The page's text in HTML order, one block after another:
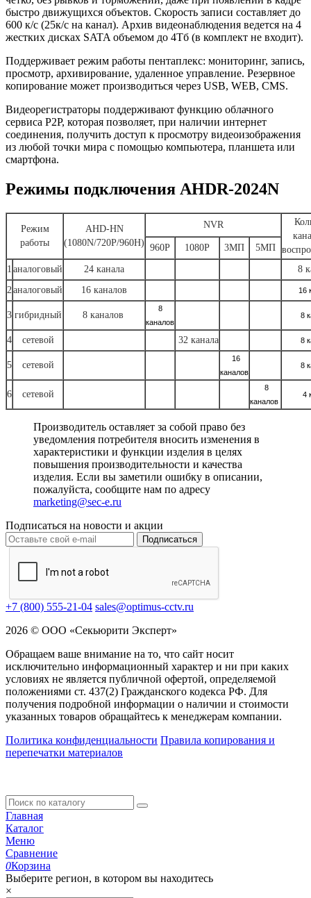
быстро движущихся объектов. Скорость записи составляет до
600 к/с (25к/с на канал). Архив видеонаблюдения ведется на 4
жестких дисках SATA объемом до 4Тб (в комплект не входит).
Поддерживает режим работы пентаплекс: мониторинг, запись,
просмотр, архивирование, удаленное управление. Резервное
копирование может производиться через USB, WEB, CMS.
Видеорегистраторы поддерживают функцию облачного
сервиса P2P, которая позволяет, при наличии интернет
соединения, получить доступ к просмотру видеоизображения
из любой точки мира с помощью компьютера, планшета или
смартфона.
Режимы подключения AHDR-2024N
Режим
работы
AHD-HN
(1080N/720P/960H)
NVR
960P 1080P 3МП 5МП
1 аналоговый 24 канала
8
2аналоговый 16 каналов 16
3 гибридный 8 каналов
8
каналов
8
4 сетевой 32 канала 8
5 сетевой
16
каналов
8
6 сетевой
8
каналов
4
Производитель оставляет за собой право без
уведомления потребителя вносить изменения в
характеристики и функции изделия в целях
повышения производительности и качества
изделия. Если вы заметили ошибку в описании,
пожалуйста, сообщите нам по адресу
marketing@sec-e.ru
Подписаться на новости и акции
Подписаться
+7 (800) 555-21-04 sales@optimus-cctv.ru
2026 © ООО «Секьюрити Эксперт»
Обращаем ваше внимание на то, что сайт носит
исключительно информационный характер и ни при каких
условиях не является публичной офертой, определяемой
положениями ст. 437(2) Гражданского кодекса РФ. Для
получения подробной информации о наличии и стоимости
указанных товаров обращайтесь к менеджерам компании.
Политика конфиденциальности Правила копирования и
перепечатки материалов
Главная
Каталог
Меню
Сравнение
0Корзина
Выберите регион, в котором вы находитесь
×